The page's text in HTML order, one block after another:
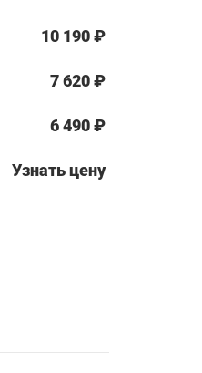
10 190 ₽
7 620 ₽
6 490 ₽
Узнать цену